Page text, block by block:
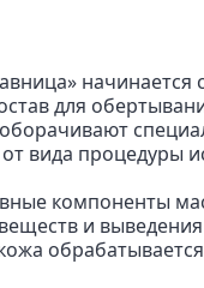
начинается
для
вида процедуры
компоненты
и